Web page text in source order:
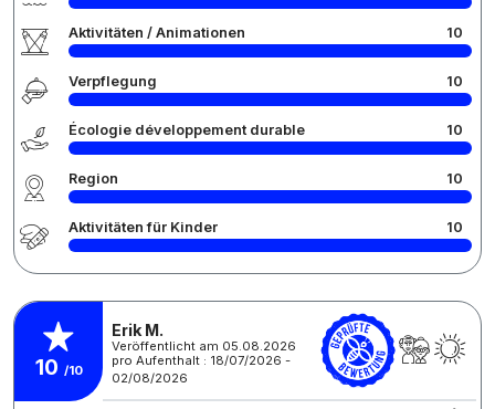
Aktivitäten / Animationen 10
Verpflegung 10
Écologie développement durable 10
Region 10
Aktivitäten für Kinder 10
10 /10
Erik M.
Veröffentlicht am 05.08.2026
pro Aufenthalt : 18/07/2026 -
02/08/2026